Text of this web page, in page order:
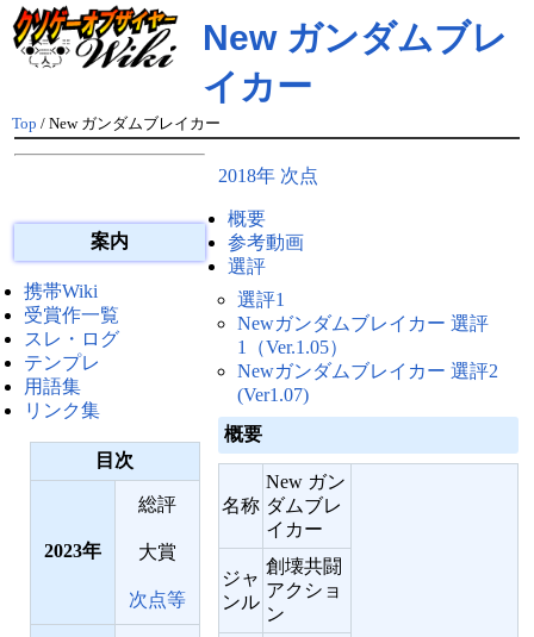
New ガンダムブレ
イカー
Top / New ガンダムブレイカー
案内
携帯Wiki
受賞作一覧
スレ・ログ
テンプレ
用語集
リンク集
目次
2023
総評
大賞
次点等
2018年 次点
概要
参考動画
選評
選評1
Newガンダムブレイカー 選評
1（Ver.1.05）
Newガンダムブレイカー 選評2
(Ver1.07)
概要
名称
New ガン
ダムブレ
イカー
ジャ
ンル
創壊共闘
アクショ
ン